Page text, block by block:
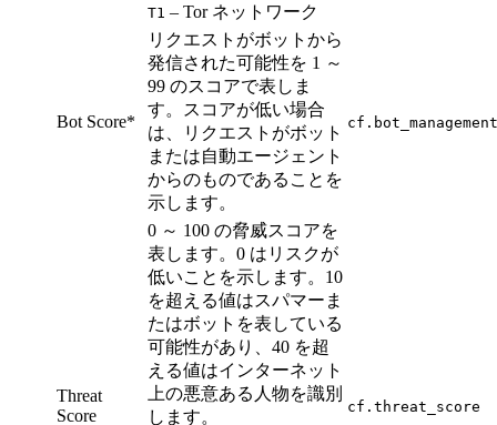
T1 – Tor ネットワーク
Bot Score*
リクエストがボットから
発信された可能性を 1 ～
99 のスコアで表しま
す。スコアが低い場合
は、リクエストがボット
または自動エージェント
からのものであることを
示します。
Threat
Score
0 ～ 100 の脅威スコアを
表します。0 はリスクが
低いことを示します。10
を超える値はスパマーま
たはボットを表している
可能性があり、40 を超
える値はインターネット
上の悪意ある人物を識別
します。
cf.threat_score